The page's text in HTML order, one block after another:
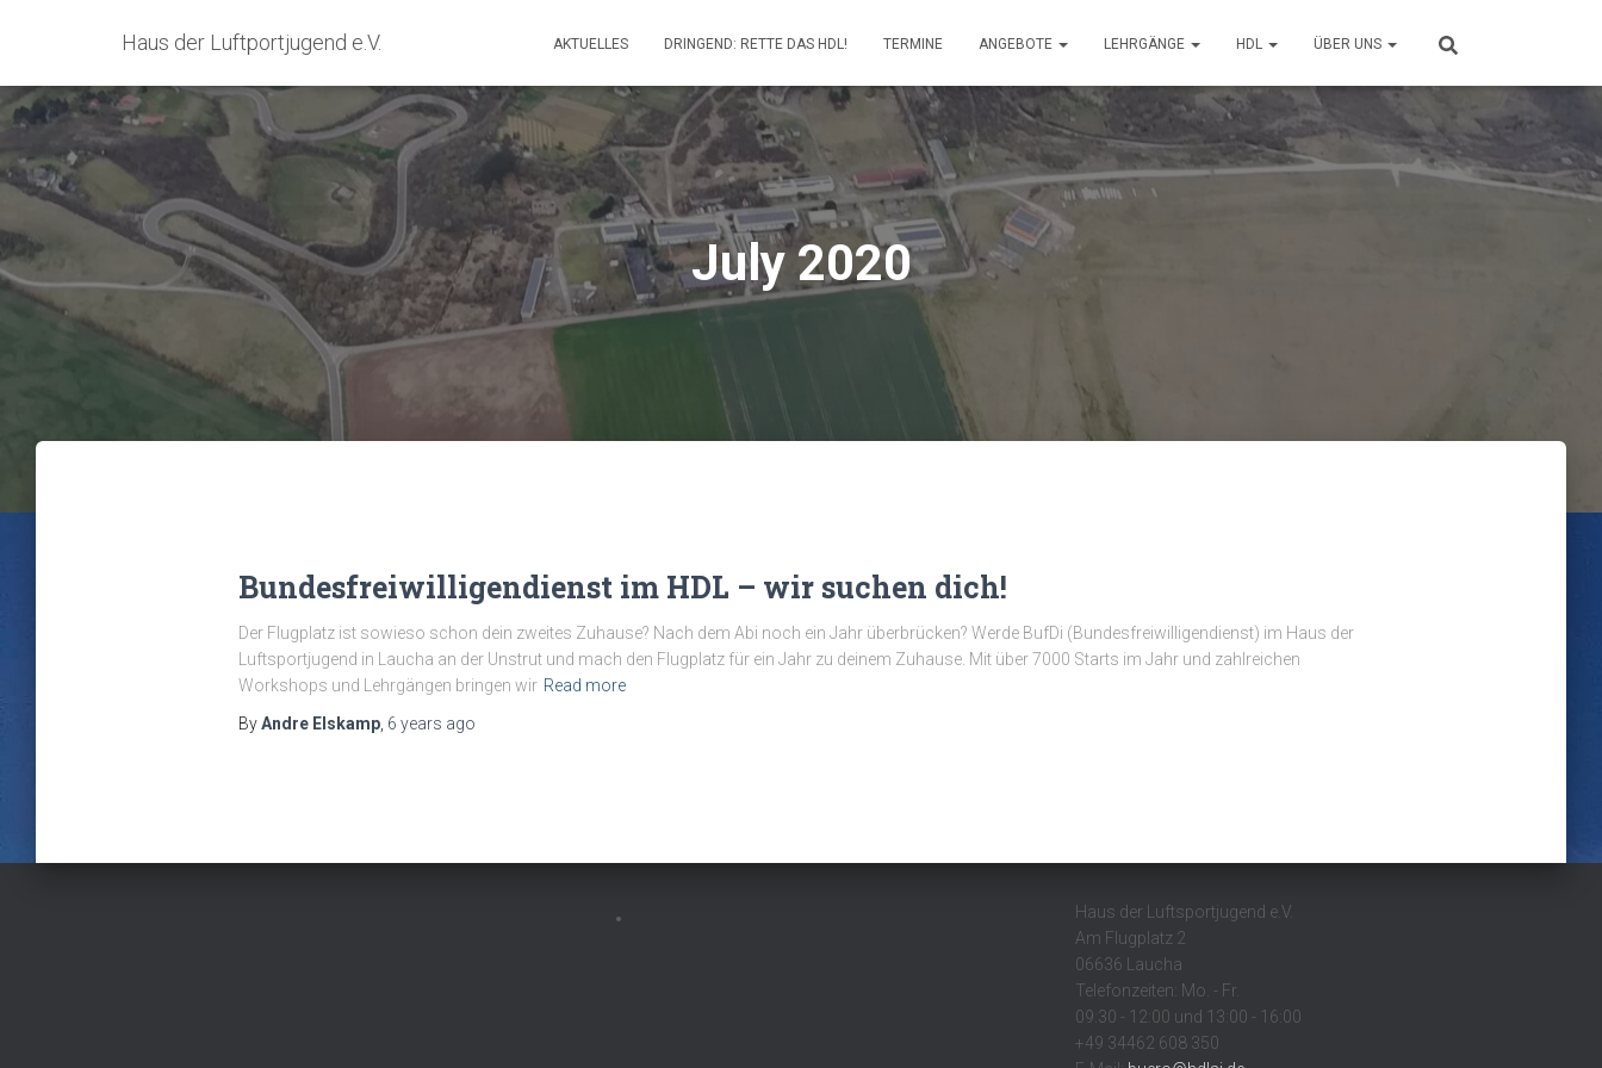
Haus der Luftportjugend e.V. AKTUELLES DRINGEND: RETTE DAS HDL! TERMINE ANGEBOTE LEHRGÄNGE HDL ÜBER UNS
July 2020
Bundesfreiwilligendienst im HDL – wir suchen dich!
Der Flugplatz ist sowieso schon dein zweites Zuhause? Nach dem Abi noch ein Jahr überbrücken? Werde BufDi (Bundesfreiwilligendienst) im Haus der
Luftsportjugend in Laucha an der Unstrut und mach den Flugplatz für ein Jahr zu deinem Zuhause. Mit über 7000 Starts im Jahr und zahlreichen
Workshops und Lehrgängen bringen wir Read more
ByAndre Elskamp, 6 years ago
Haus der Luftsportjugend e.V.
Am Flugplatz 2
06636 Laucha
Telefonzeiten: Mo. - Fr.
09:30 - 12:00 und 13:00 - 16:00
+49 34462 608 350